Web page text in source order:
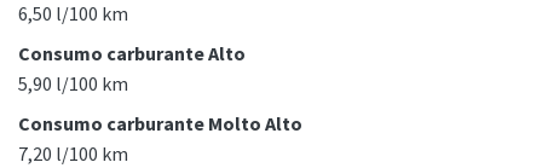
6,50 l/100 km
Consumo carburante Alto
5,90 l/100 km
Consumo carburante Molto Alto
7,20 l/100 km